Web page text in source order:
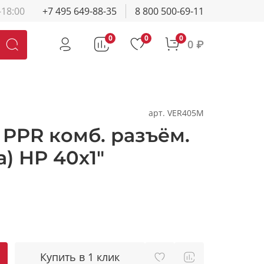
+7 495 649-88-35 8 800 500-69-11
0 0 0 0 ₽
арт. VER405M
комб. разъём.
НР 40х1"
Купить в 1 клик